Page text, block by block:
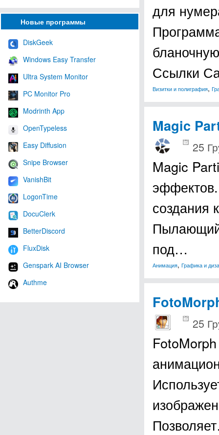
Новые программы
DiskGeek
Windows Easy Transfer
Ultra System Monitor
PC Monitor Pro
Modrinth App
OpenTypeless
Easy Diffusion
Snipe Browser
VanishBit
LogonTime
DocuClerk
BetterDiscord
FluxDisk
Genspark AI Browser
Authme
для
Ссылки
Визитки и полиграфия,
Magic
25
Magic
создания
Пылающий
под…
Анимация, Графика и
25